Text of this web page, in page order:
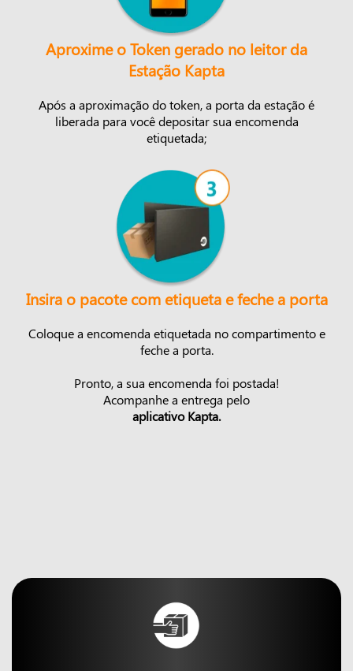
Aproxime o Token gerado no leitor da
Estação Kapta
Após a aproximação do token, a porta da estação é
liberada para você depositar sua encomenda
etiquetada;
Insira o pacote com etiqueta e feche a porta
Coloque a encomenda etiquetada no compartimento e
feche a porta.
Pronto, a sua encomenda foi postada!
Acompanhe a entrega pelo
aplicativo Kapta.